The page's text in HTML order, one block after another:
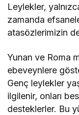
Leylekler,
zamanda
atasözlerimizin
Yunan ve Roma
ebeveynlere
Genç leylekler
ilgilenir, onları
desteklerler. Bu